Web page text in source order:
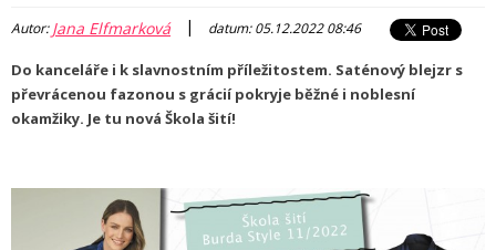
Autor:Jana Elfmarková | datum: 05.12.2022 08:46
Do kanceláře i k slavnostním příležitostem. Saténový blejzr s
převrácenou fazonou s grácií pokryje běžné i noblesní
okamžiky. Je tu nová Škola šití!